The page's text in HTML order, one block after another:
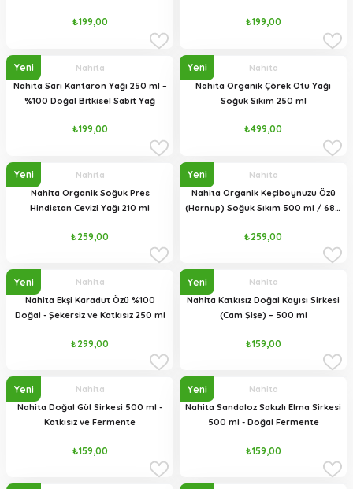
₺199,00 ₺199,00
Yeni
Nahita
Nahita Sarı Kantaron Yağı 250 ml –
%100 Doğal Bitkisel Sabit Yağ
₺199,00
Yeni
Nahita
Nahita Organik Çörek Otu Yağı
Soğuk Sıkım 250 ml
₺499,00
Yeni
Nahita
Nahita Organik Soğuk Pres
Hindistan Cevizi Yağı 210 ml
₺259,00
Yeni
Nahita
Nahita Organik Keçiboynuzu Özü
(Harnup) Soğuk Sıkım 500 ml / 680
₺259,00
Yeni
Nahita
Nahita Ekşi Karadut Özü %100
Doğal - Şekersiz ve Katkısız 250 ml
₺299,00
Yeni
Nahita
Nahita Katkısız Doğal Kayısı Sirkesi
(Cam Şişe) – 500 ml
₺159,00
Yeni
Nahita
Nahita Doğal Gül Sirkesi 500 ml -
Katkısız ve Fermente
₺159,00
Yeni
Nahita
Nahita Sandaloz Sakızlı Elma Sirkesi
500 ml - Doğal Fermente
₺159,00